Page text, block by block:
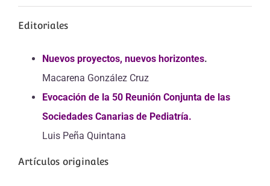
Editoriales
Nuevos proyectos, nuevos horizontes.
Macarena González Cruz
Evocación de la 50 Reunión Conjunta de las
Sociedades Canarias de Pediatría.
Luis Peña Quintana
Artículos originales